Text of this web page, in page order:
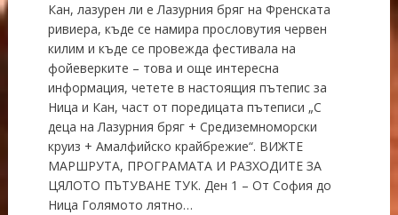
Кан, лазурен ли е Лазурния бряг на Френската
ривиера, къде се намира прословутия червен
килим и къде се провежда фестивала на
фойеверките – това и още интересна
информация, четете в настоящия пътепис за
Ница и Кан, част от поредицата пътеписи „С
деца на Лазурния бряг + Средиземноморски
круиз + Амалфийско крайбрежие“. ВИЖТЕ
МАРШРУТА, ПРОГРАМАТА И РАЗХОДИТЕ ЗА
ЦЯЛОТО ПЪТУВАНЕ ТУК. Ден 1 – От София до
Ница Голямото лятно…